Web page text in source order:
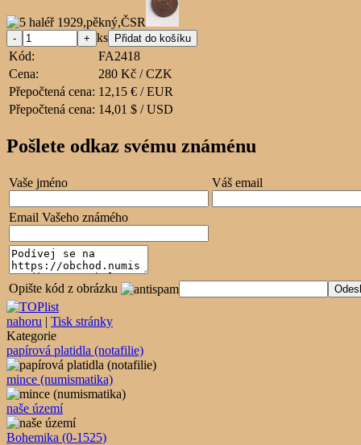
ks
Kód:
FA2418
Cena:
280 Kč / CZK
Přepočtená cena: 12,15 € / EUR
Přepočtená cena: 14,01 $ / USD
Pošlete odkaz svému známénu
Vaše jméno Váš email
Email Vašeho známého
Opište kód z obrázku
nahoru | Tisk stránky
Kategorie
papírová platidla (notafilie)
mince (numismatika)
naše území
Bohemika (0-1525)